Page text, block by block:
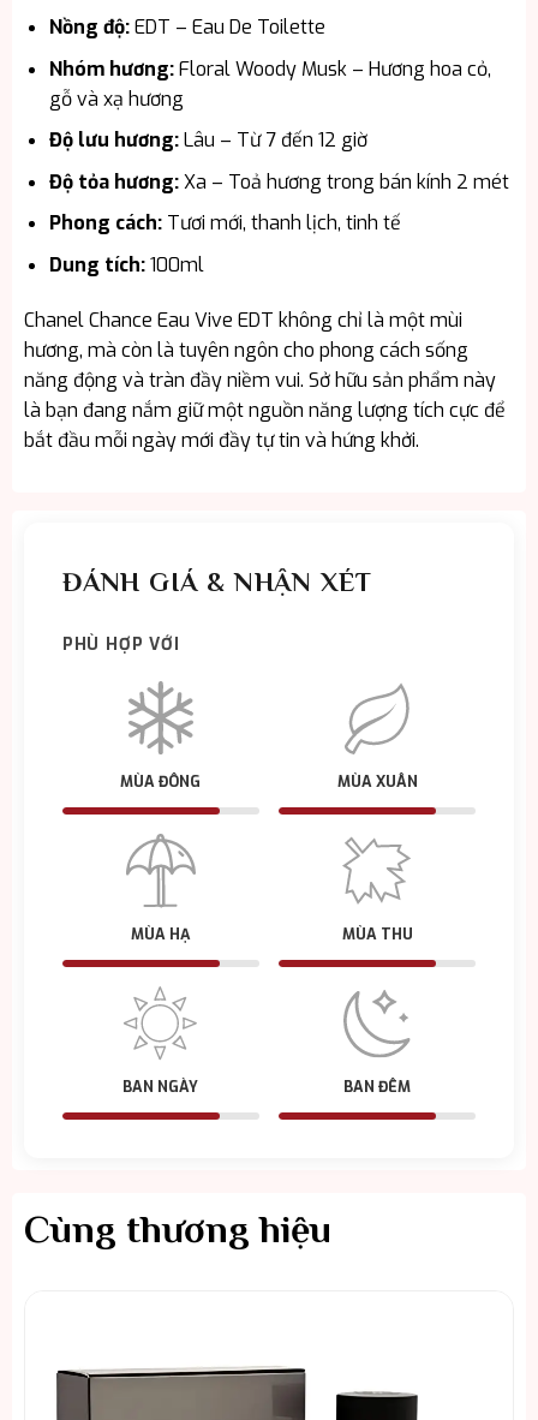
Nồng độ:EDT – Eau De Toilette
Nhóm hương:Floral Woody Musk – Hương hoa cỏ,
gỗ và xạ hương
Độ lưu hương:Lâu – Từ 7 đến 12 giờ
Độ tỏa hương:Xa – Toả hương trong bán kính 2 mét
Phong cách:Tươi mới, thanh lịch, tinh tế
Dung tích:100ml
Chanel Chance Eau Vive EDT không chỉ là một mùi
hương, mà còn là tuyên ngôn cho phong cách sống
năng động và tràn đầy niềm vui. Sở hữu sản phẩm này
là bạn đang nắm giữ một nguồn năng lượng tích cực để
bắt đầu mỗi ngày mới đầy tự tin và hứng khởi.
ĐÁNH GIÁ & NHẬN XÉT
PHÙ HỢP VỚI
MÙA ĐÔNG MÙA XUÂN
MÙA HẠ MÙA THU
BAN NGÀY BAN ĐÊM
Cùng thương hiệu